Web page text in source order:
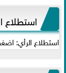
استطلاع
استطلاع الرأي: